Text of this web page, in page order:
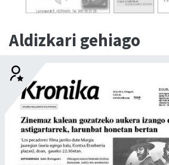
Aldizkari gehiago